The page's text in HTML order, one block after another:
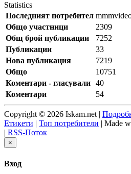
Statistics
Последният потребител
Общо участници
2309
Общ брой публикации
7252
Публикации
33
Нова публикация
7219
Общо
10751
Коментари - гласували 40
Коментари
54
Copyright © 2026 Iskam.net |
Етикети | Топ потребители | Made
| RSS-Поток
×
Вход